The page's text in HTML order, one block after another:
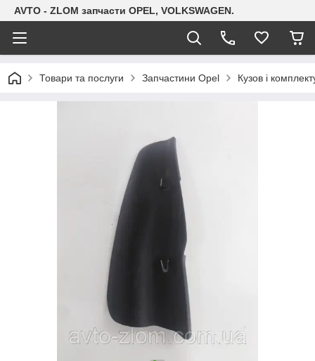
AVTO - ZLOM запчасти OPEL, VOLKSWAGEN.
Товари та послуги Запчастини Opel Кузов і